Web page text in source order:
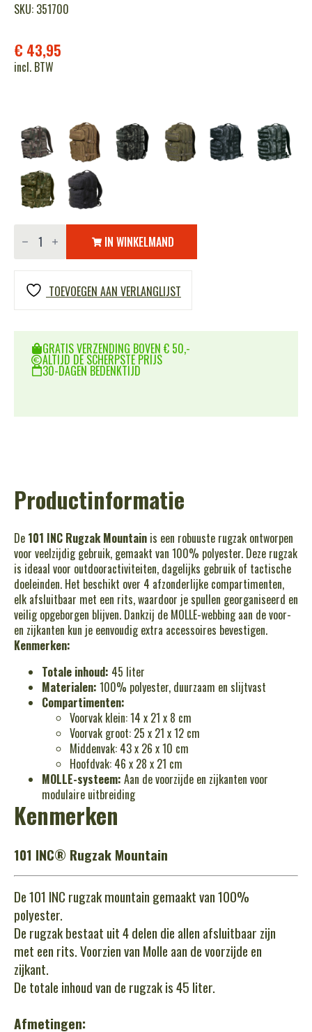
SKU: 351700
€ 43,95
incl. BTW
Rugzak
Mountain
aantal
IN WINKELMAND
TOEVOEGEN AAN VERLANGLIJST
GRATIS VERZENDING BOVEN € 50,-
ALTIJD DE SCHERPSTE PRIJS
30-DAGEN BEDENKTIJD
Productinformatie
De 101 INC Rugzak Mountain is een robuuste rugzak ontworpen
voor veelzijdig gebruik, gemaakt van 100% polyester. Deze rugzak
is ideaal voor outdooractiviteiten, dagelijks gebruik of tactische
doeleinden. Het beschikt over 4 afzonderlijke compartimenten,
elk afsluitbaar met een rits, waardoor je spullen georganiseerd en
veilig opgeborgen blijven. Dankzij de MOLLE-webbing aan de voor-
en zijkanten kun je eenvoudig extra accessoires bevestigen.
Kenmerken:
Totale inhoud: 45 liter
Materialen: 100% polyester, duurzaam en slijtvast
Compartimenten:
Voorvak klein: 14 x 21 x 8 cm
Voorvak groot: 25 x 21 x 12 cm
Middenvak: 43 x 26 x 10 cm
Hoofdvak: 46 x 28 x 21 cm
MOLLE-systeem: Aan de voorzijde en zijkanten voor
modulaire uitbreiding
Kenmerken
101 INC® Rugzak Mountain
De 101 INC rugzak mountain gemaakt van 100%
polyester.
De rugzak bestaat uit 4 delen die allen afsluitbaar zijn
met een rits. Voorzien van Molle aan de voorzijde en
zijkant.
De totale inhoud van de rugzak is 45 liter.
Afmetingen: